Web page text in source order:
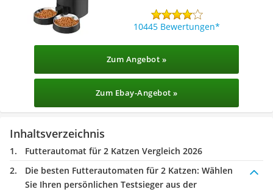
10445 Bewertungen
Zum Angebot »
Zum Ebay-Angebot »
Inhaltsverzeichnis
Futterautomat für 2 Katzen Vergleich 2026
Die besten Futterautomaten für 2 Katzen: Wählen
Sie Ihren persönlichen Testsieger aus der